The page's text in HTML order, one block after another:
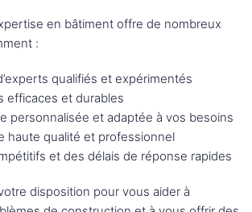
en bâtiment offre de nombreux
:
qualifiés et expérimentés
efficaces et durables
personnalisée et adaptée à vos besoins
haute qualité et professionnel
et des délais de réponse rapides
disposition pour vous aider à